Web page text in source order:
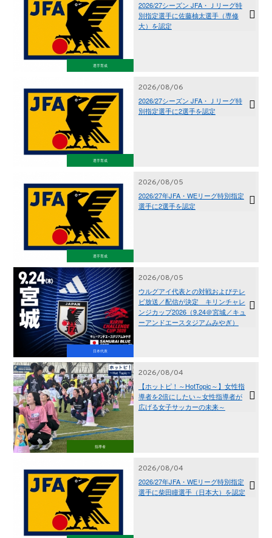
選手育成
2026/27シーズン JFA・Ｊリーグ特
別指定選手に佐藤柚太選手（専修
大）を認定
選手育成
2026/08/06
2026/27シーズン JFA・Ｊリーグ特
別指定選手に2選手を認定
選手育成
2026/08/05
2026/27年JFA・WEリーグ特別指定
選手に2選手を認定
日本代表
2026/08/05
ウルグアイ代表との対戦およびテレ
ビ放送／配信が決定 キリンチャレ
ンジカップ2026（9.24＠宮城／キュ
ーアンドエースタジアムみやぎ）
指導者
2026/08/04
【ホットピ！～HotTopic～】女性指
導者を2倍にしたい～女性指導者が
広げる女子サッカーの未来～
2026/08/04
2026/27年JFA・WEリーグ特別指定
選手に柴田瞳選手（日本大）を認定